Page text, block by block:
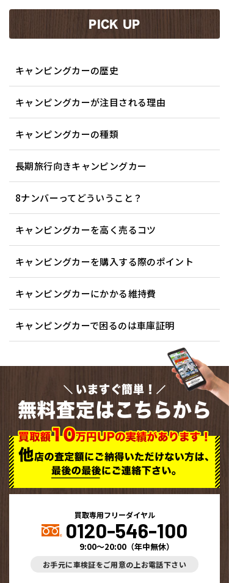
PICK UP
キャンピングカーの歴史
キャンピングカーが注目される理由
キャンピングカーの種類
長期旅行向きキャンピングカー
8ナンバーってどういうこと？
キャンピングカーを高く売るコツ
キャンピングカーを購入する際のポイント
キャンピングカーにかかる維持費
キャンピングカーで困るのは車庫証明
いますぐ簡単！
無料査定はこちらから
買取専用フリーダイヤル
0120-546-100
9:00～20:00 （年中無休）
お手元に車検証をご用意の上お電話下さい